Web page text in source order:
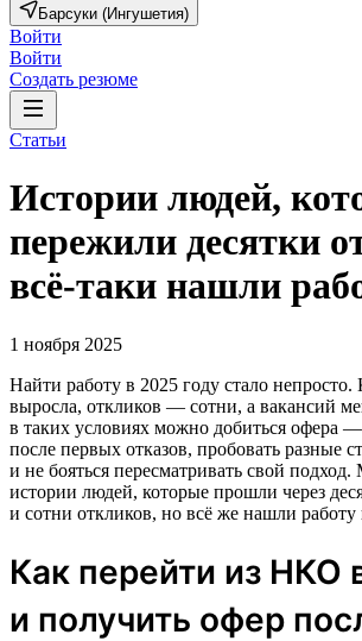
Барсуки (Ингушетия)
Войти
Войти
Создать резюме
Статьи
Истории людей,
пережили десятки
всё-таки нашли
1 ноября 2025
Найти работу в 2025 году стало
выросла, откликов — сотни, а вакансий
в таких условиях можно добиться офера —
после первых отказов, пробовать разные
и не бояться пересматривать свой
истории людей, которые прошли через
и сотни откликов, но всё же нашли работу
Как перейти из НКО
и получить офер